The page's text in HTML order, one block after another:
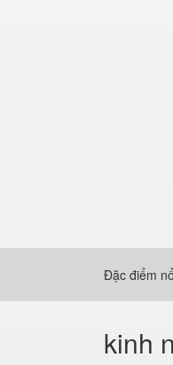
Đặc điểm
kinh